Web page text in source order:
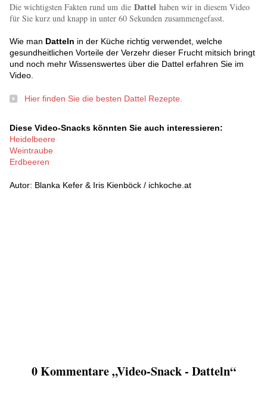
Die wichtigsten Fakten rund um die Dattel haben wir in diesem Video
für Sie kurz und knapp in unter 60 Sekunden zusammengefasst.
Wie man Datteln in der Küche richtig verwendet, welche
gesundheitlichen Vorteile der Verzehr dieser Frucht mitsich bringt
und noch mehr Wissenswertes über die Dattel erfahren Sie im
Video.
Hier finden Sie die besten Dattel Rezepte.
Diese Video-Snacks könnten Sie auch interessieren:
Heidelbeere
Weintraube
Erdbeeren
Autor: Blanka Kefer & Iris Kienböck / ichkoche.at
0 Kommentare „Video-Snack - Datteln“